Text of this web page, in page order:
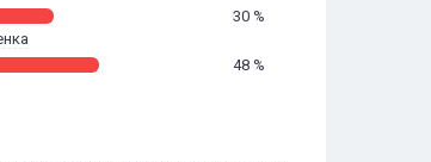
30 %
48 %